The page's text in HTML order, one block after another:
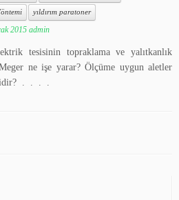
yıldırım paratoner
2015 admin
tesisinin topraklama ve yalıtkanlık
ne işe yarar? Ölçüme uygun aletler
. . . .